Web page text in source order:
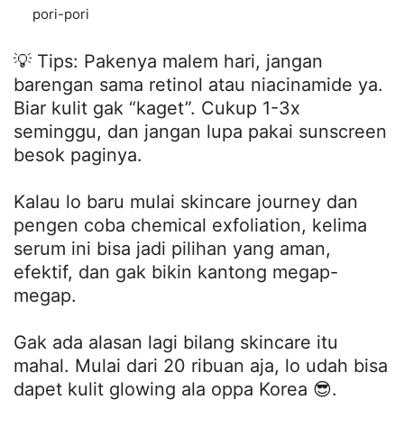
pori-pori
💡 Tips: Pakenya malem hari, jangan
barengan sama retinol atau niacinamide ya.
Biar kulit gak “kaget”. Cukup 1-3x
seminggu, dan jangan lupa pakai sunscreen
besok paginya.
Kalau lo baru mulai skincare journey dan
pengen coba chemical exfoliation, kelima
serum ini bisa jadi pilihan yang aman,
efektif, dan gak bikin kantong megap-
megap.
Gak ada alasan lagi bilang skincare itu
mahal. Mulai dari 20 ribuan aja, lo udah bisa
dapet kulit glowing ala oppa Korea 😎.